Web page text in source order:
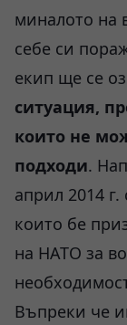
миналото на
себе си
екип ще се
ситуация,
които не
подходи.
април 2014
които бе
на НАТО за
Въпреки че